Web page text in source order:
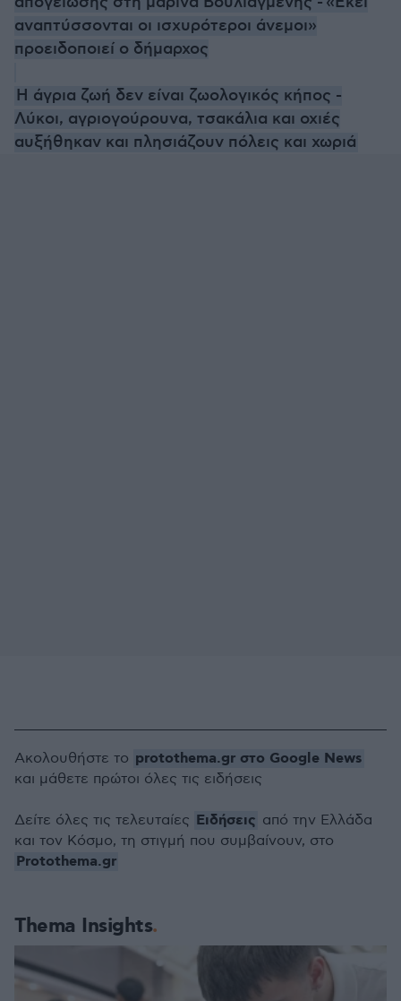
αναπτύσσονται οι ισχυρότεροι άνεμοι»
προειδοποιεί ο δήμαρχος
Η άγρια ζωή δεν είναι ζωολογικός κήπος -
Λύκοι, αγριογούρουνα, τσακάλια και οχιές
αυξήθηκαν και πλησιάζουν πόλεις και χωριά
Thema Insights
Ακολουθήστε το protothema.gr στο Google News
και μάθετε πρώτοι όλες τις ειδήσεις
Δείτε όλες τις τελευταίες Ειδήσεις από την Ελλάδα
και τον Κόσμο, τη στιγμή που συμβαίνουν, στο
Protothema.gr